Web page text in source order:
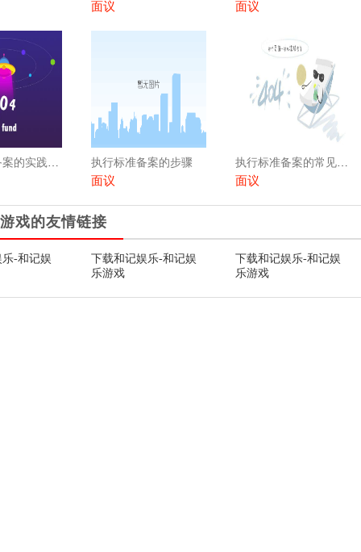
面议 面议
执行标准备案的实践经验 执行标准备案的步骤
面议
执行标准备案的常见问题
面议
戏的友情链接
-和记娱
下载和记娱乐-和记娱
乐游戏
下载和记娱乐-和记娱
乐游戏